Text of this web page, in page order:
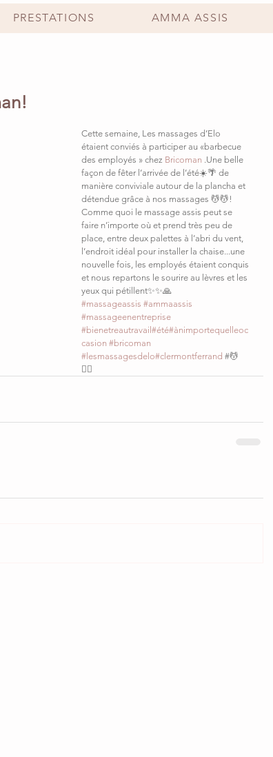
PRESTATIONS AMMA ASSIS
Cette semaine, Les massages d’Elo
étaient conviés à participer au «barbecue
des employés » chez Bricoman .Une belle
façon de fêter l’arrivée de l’été☀️🌴 de
manière conviviale autour de la plancha et
détendue grâce à nos massages 💆‍💆‍!
Comme quoi le massage assis peut se
faire n’importe où et prend très peu de
place, entre deux palettes à l’abri du vent,
l’endroit idéal pour installer la chaise...une
nouvelle fois, les employés étaient conquis
et nous repartons le sourire au lèvres et les
yeux qui pétillent✨✨🙏
#massageassis #ammaassis
#massageenentreprise
#bienetreautravail #été#ànimportequelleoc
casion #bricoman
#lesmassagesdelo#clermontferrand #💆
💆‍❤️